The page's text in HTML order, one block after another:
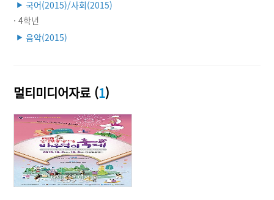
▶ 국어(2015)/사회(2015)
· 4학년
▶ 음악(2015)
멀티미디어자료 (1)
사진출처: 안성시